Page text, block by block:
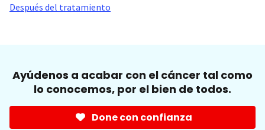
Después del tratamiento
Ayúdenos a acabar con el cáncer tal como
lo conocemos, por el bien de todos.
Done con confianza